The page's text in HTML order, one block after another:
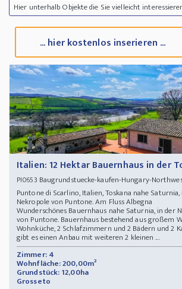
Hier unterhalb Objekte die Sie vielleicht
... hier kostenlos inserieren ...
Italien: 12 Hektar Bauernhaus in der
PI0653 Baugrundstuecke-kaufen-Hungary-
Puntone di Scarlino, Italien, Toskana nahe
Nekropole von Puntone. Am Fluss Albegna
Wunderschönes Bauernhaus nahe Saturnia, in der
von Puntone. Bauernhaus bestehend aus großem
Wohnküche, 2 Schlafzimmern und 2 Bädern und 2
gibt es einen Anbau mit weiteren 2 kleinen ...
Zimmer: 4
Wohnfläche: 200,00m²
Grundstück: 12,00ha
Grosseto